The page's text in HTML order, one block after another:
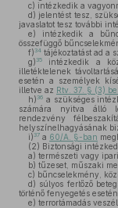
c) intézkedik a
d) jelentést tesz,
javaslatot tesz további
e) intézkedik a
összefüggő
f) 34 tájékoztatást ad a
g) 35
intézkedik a
illetéktelenek
esetén a személyek
illetve az Rtv. 37. § (3)
h) 36 a szükséges
számára nyitva álló
rendezvény
helyszínelhagyásának
i) 37 a 60/A. §-ban
(2) Biztonsági
a) természeti vagy
b) tűzeset, műszaki
c) bűncselekmény,
d) súlyos fertőző
történő fenyegetés
e) terrortámadás